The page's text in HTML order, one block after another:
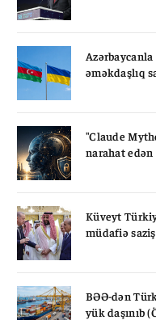
əməkdaşlıq
"Claude
narahat
Küveyt
müdafiə
BƏƏ-dən
yük daşınıb